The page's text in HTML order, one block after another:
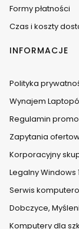
Formy płatności
Czas i koszty
INFORMACJE
Polityka
Wynajem
Regulamin
Zapytania
Korporacyjny
Legalny Windows
Serwis
Dobczyce,
Komputery dla